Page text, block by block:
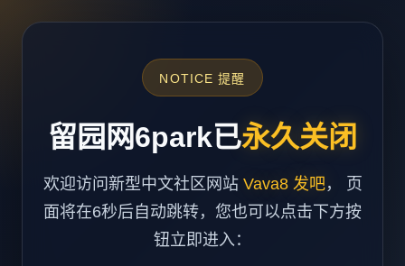
NOTICE 提醒
留园网6park已永久关闭
欢迎访问新型中文社区网站 Vava8 发吧， 页
面将在6秒后自动跳转，您也可以点击下方按
钮立即进入：